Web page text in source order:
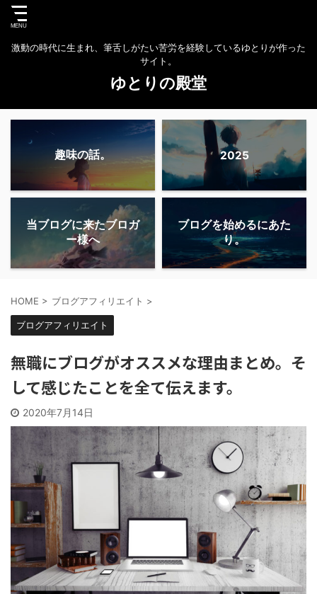
激動の時代に生まれ、筆舌しがたい苦労を経験しているゆとりが作った
サイト。
ゆとりの殿堂
趣味の話。 2025
当ブログに来たブロガ
ー様へ
ブログを始めるにあた
り。
HOME > ブログアフィリエイト >
ブログアフィリエイト
無職にブログがオススメな理由まとめ。そ
して感じたことを全て伝えます。
2020年7月14日